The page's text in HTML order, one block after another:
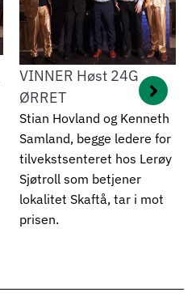
VINNER VÅR 24G LAKS
Lokalitetsansvarlig Jostein
Haukanes ved lokalitet
Hondskår, Eide Fjordbruk,
tar i mot prisen.